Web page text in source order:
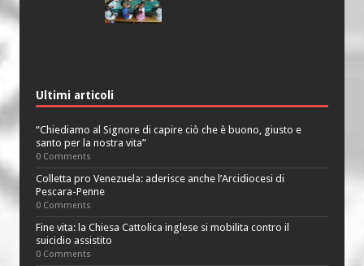
Ultimi articoli
“Chiediamo al Signore di capire ciò che è buono, giusto e
santo per la nostra vita”
0 Comments
Colletta pro Venezuela: aderisce anche l’Arcidiocesi di
Pescara-Penne
0 Comments
Fine vita: la Chiesa Cattolica inglese si mobilita contro il
suicidio assistito
0 Comments